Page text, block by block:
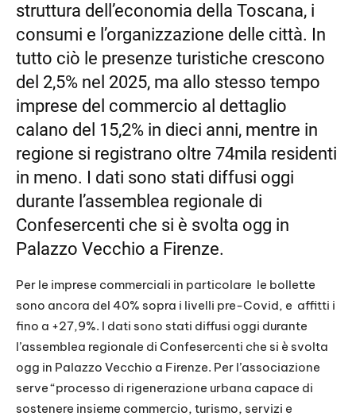
struttura dell’economia della Toscana, i
consumi e l’organizzazione delle città. In
tutto ciò le presenze turistiche crescono
del 2,5% nel 2025, ma allo stesso tempo
imprese del commercio al dettaglio
calano del 15,2% in dieci anni, mentre in
regione si registrano oltre 74mila residenti
in meno. I dati sono stati diffusi oggi
durante l’assemblea regionale di
Confesercenti che si è svolta ogg in
Palazzo Vecchio a Firenze.
Per le imprese commerciali in particolare le bollette
sono ancora del 40% sopra i livelli pre-Covid, e affitti i
fino a +27,9%. I dati sono stati diffusi oggi durante
l’assemblea regionale di Confesercenti che si è svolta
ogg in Palazzo Vecchio a Firenze. Per l’associazione
serve “processo di rigenerazione urbana capace di
sostenere insieme commercio, turismo, servizi e